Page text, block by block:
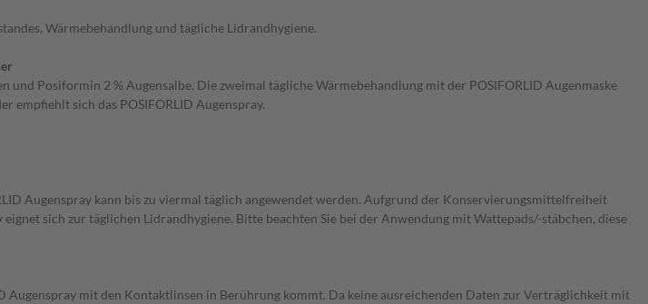
Wärmebehandlung und tägliche Lidrandhygiene.
Posiformin 2 % Augensalbe. Die zweimal tägliche Wärmebehandlung mit der POSIFORLID Augenmaske
empfiehlt sich das POSIFORLID Augenspray.
Augenspray kann bis zu viermal täglich angewendet werden. Aufgrund der Konservierungsmittelfreiheit
sich zur täglichen Lidrandhygiene. Bitte beachten Sie bei der Anwendung mit Wattepads/-stäbchen, diese
Augenspray mit den Kontaktlinsen in Berührung kommt. Da keine ausreichenden Daten zur Verträglichkeit mit